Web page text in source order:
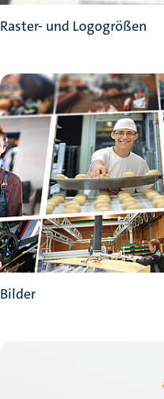
Raster- und Logogrößen
Bilder